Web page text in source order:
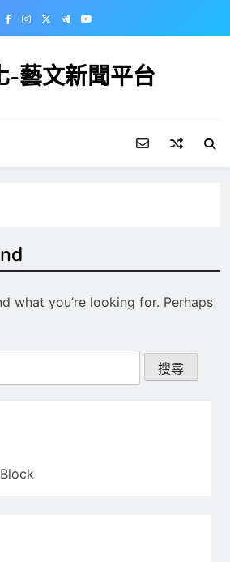
-藝文新聞平台
what you’re looking for. Perhaps